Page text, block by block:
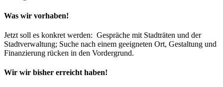
Was wir vorhaben!
Jetzt soll es konkret werden: Gespräche mit Stadträten und der
Stadtverwaltung; Suche nach einem geeigneten Ort, Gestaltung und
Finanzierung rücken in den Vordergrund.
Wir wir bisher erreicht haben!